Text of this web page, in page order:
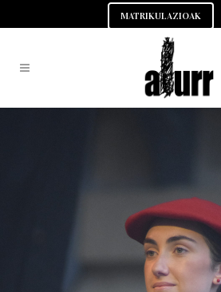
MATRIKULAZIOAK